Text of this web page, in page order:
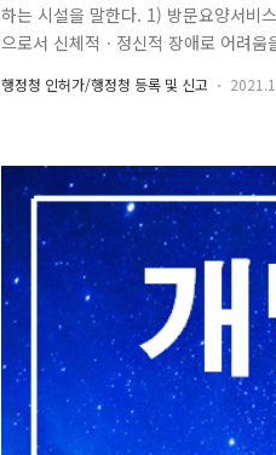
하는 시설을 말한다. 1) 방문요양서비
으로서 신체적ㆍ정신적 장애로 어려
건전하고 안정된 노후를 영위하도록
을 수 없는 심신이 허약한 노인과 장애
행정청 인허가/행정청 등록 및 신고